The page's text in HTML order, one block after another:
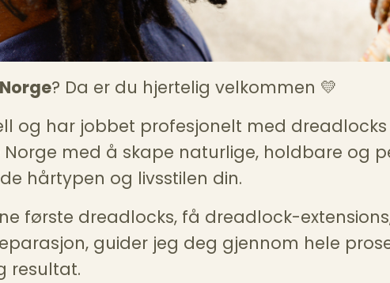
? Da er du hjertelig velkommen 💛
og har jobbet profesjonelt med dreadlocks
med å skape naturlige, holdbare og
hårtypen og livsstilen din.
første dreadlocks, få dreadlock-
guider jeg deg gjennom hele
resultat.